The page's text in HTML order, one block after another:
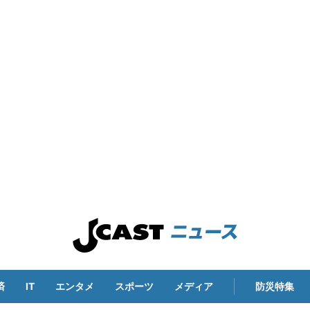
IT エンタメ スポーツ メディア 防災特集